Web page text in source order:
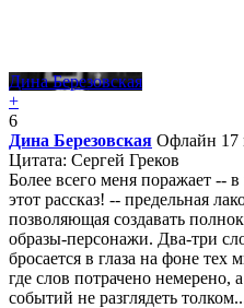
Дина Березовская
+
6
Дина Березовская Офлайн 17
Цитата: Сергей Греков
Более всего меня поражает --
этот рассказ! -- предельная
позволяющая создавать
образы-персонажи. Два-три
бросается в глаза на фоне
где слов потрачено немерено,
событий не разглядеть